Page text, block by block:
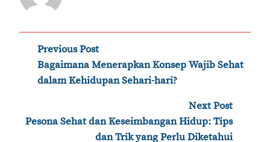
Post
navigation
Previous Post
Bagaimana Menerapkan Konsep Wajib Sehat
dalam Kehidupan Sehari-hari?
Next Post
Pesona Sehat dan Keseimbangan Hidup: Tips
dan Trik yang Perlu Diketahui